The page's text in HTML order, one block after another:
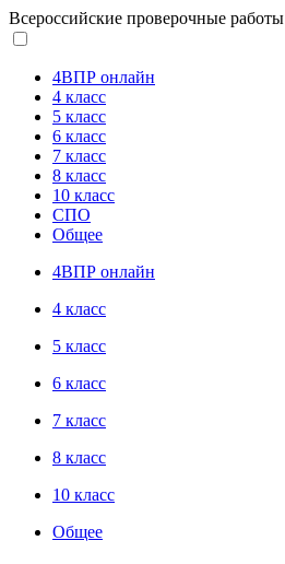
Всероссийские проверочные работы
4ВПР онлайн
4 класс
5 класс
6 класс
7 класс
8 класс
10 класс
СПО
Общее
4ВПР онлайн
4 класс
5 класс
6 класс
7 класс
8 класс
10 класс
Общее